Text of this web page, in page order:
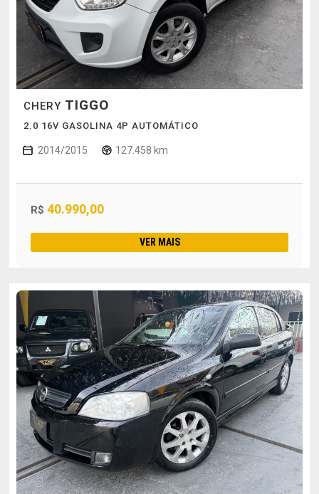
CHERY TIGGO
2.0 16V GASOLINA 4P AUTOMÁTICO
2014/2015 127.458 km
R$ 40.990,00
VER MAIS